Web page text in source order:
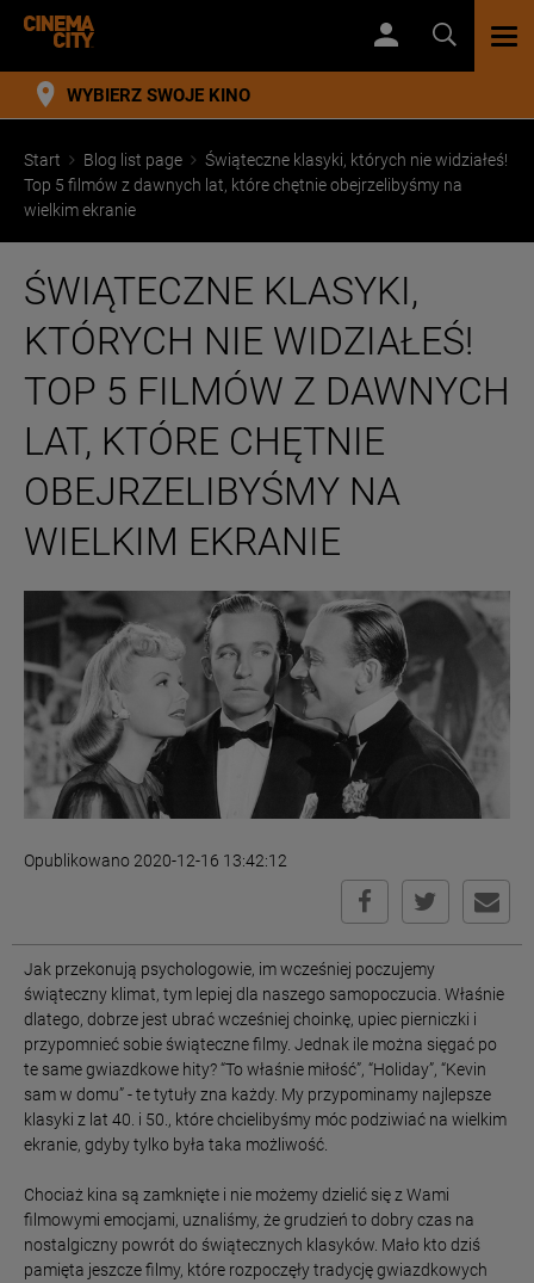
WYBIERZ SWOJE KINO
Start Blog list page
Świąteczne klasyki, których nie widziałeś!
Top 5 filmów z dawnych lat, które chętnie obejrzelibyśmy na
wielkim ekranie
ŚWIĄTECZNE KLASYKI,
KTÓRYCH NIE WIDZIAŁEŚ!
TOP 5 FILMÓW Z DAWNYCH
LAT, KTÓRE CHĘTNIE
OBEJRZELIBYŚMY NA
WIELKIM EKRANIE
Opublikowano 2020-12-16 13:42:12
Jak przekonują psychologowie, im wcześniej poczujemy
świąteczny klimat, tym lepiej dla naszego samopoczucia. Właśnie
dlatego, dobrze jest ubrać wcześniej choinkę, upiec pierniczki i
przypomnieć sobie świąteczne filmy. Jednak ile można sięgać po
te same gwiazdkowe hity? “To właśnie miłość”, “Holiday”, “Kevin
sam w domu” - te tytuły zna każdy. My przypominamy najlepsze
klasyki z lat 40. i 50., które chcielibyśmy móc podziwiać na wielkim
ekranie, gdyby tylko była taka możliwość.
Chociaż kina są zamknięte i nie możemy dzielić się z Wami
filmowymi emocjami, uznaliśmy, że grudzień to dobry czas na
nostalgiczny powrót do świątecznych klasyków. Mało kto dziś
pamięta jeszcze filmy, które rozpoczęły tradycję gwiazdkowych